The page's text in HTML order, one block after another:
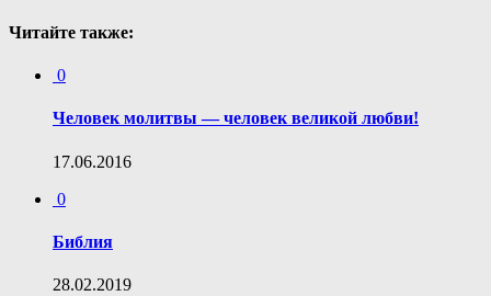
Читайте также:
0
Человек молитвы — человек великой любви!
17.06.2016
0
Библия
28.02.2019